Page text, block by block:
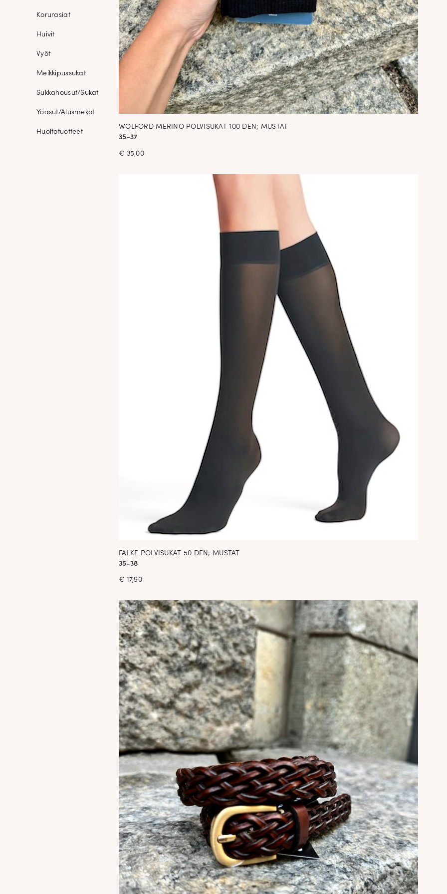
WOLFORD MERINO POLVISUKAT 100 DEN; MUSTAT
35-37
€ 35,00
FALKE POLVISUKAT 50 DEN; MUSTAT
35-38
€ 17,90
Korurasiat
Huivit
Vyöt
Meikkipussukat
Sukkahousut/Sukat
Yöasut/Alusmekot
Huoltotuotteet